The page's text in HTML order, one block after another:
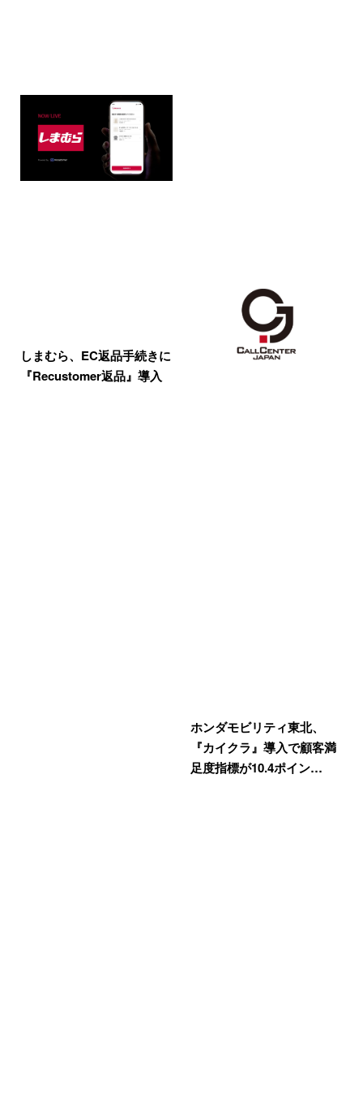
しまむら、EC返品手続きに
『Recustomer返品』導入
ホンダモビリティ東北、
『カイクラ』導入で顧客満
足度指標が10.4ポイン…